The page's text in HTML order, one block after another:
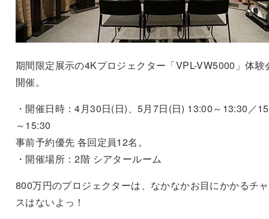
期間限定展示の4Kプロジェクター「VPL-VW5000」体験
開催。
・開催日時：4月30日(日)、5月7日(日) 13:00～13:30／
～15:30
事前予約優先 各回定員12名。
・開催場所：2階 シアタールーム
800万円のプロジェクターは、なかなかお目にかかるチ
スはないよっ！